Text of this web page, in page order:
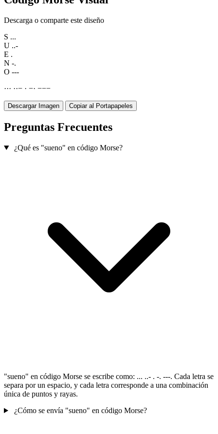
Descarga o comparte este diseño
S ...
U ..-
E .
N -.
O ---
··· ··− · −· −−−
Descargar Imagen Copiar al Portapapeles
Preguntas Frecuentes
¿Qué es "sueno" en código Morse?
"sueno" en código Morse se escribe como: ... ..- . -. ---. Cada letra se
separa por un espacio, y cada letra corresponde a una combinación
única de puntos y rayas.
¿Cómo se envía "sueno" en código Morse?